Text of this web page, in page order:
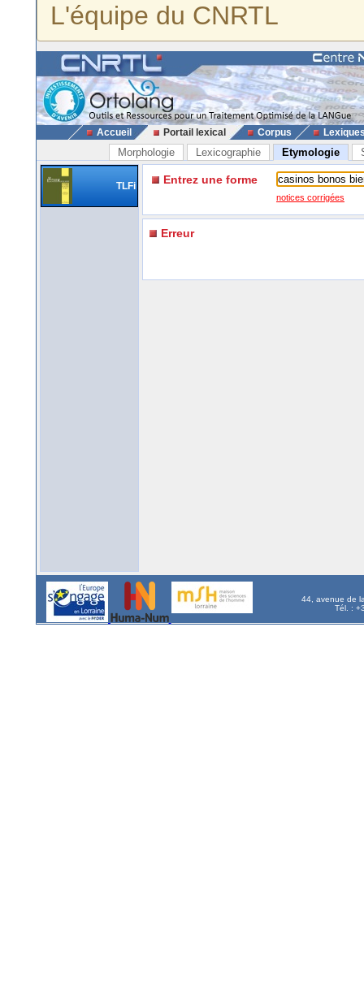
L'équipe du CNRTL
Accueil Portail lexical Corpus
Morphologie Lexicographie Etymologie
TLFi Entrez une forme
notices corrigées
Erreur
44, avenue de
Tél. :